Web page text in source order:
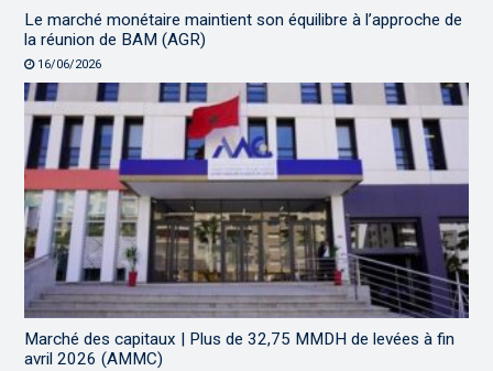
Le marché monétaire maintient son équilibre à l’approche de
la réunion de BAM (AGR)
16/06/2026
Marché des capitaux | Plus de 32,75 MMDH de levées à fin
avril 2026 (AMMC)